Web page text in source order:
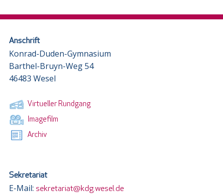
Anschrift
Konrad-Duden-Gymnasium
Barthel-Bruyn-Weg 54
46483 Wesel
Virtueller Rundgang
Imagefilm
Archiv
Sekretariat
E-Mail: sekretariat@kdg.wesel.de